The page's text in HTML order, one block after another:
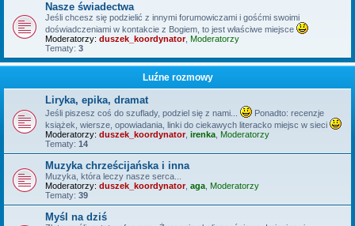
Nasze świadectwa
Jeśli chcesz się podzielić z innymi forumowiczami i gośćmi swoimi
doświadczeniami w kontakcie z Bogiem, to jest właściwe miejsce
Moderatorzy: duszek_koordynator, Moderatorzy
Tematy: 3
Luźne rozmowy
Liryka, epika, dramat
Jeśli piszesz coś do szuflady, podziel się z nami...
Ponadto: recenzje
książek, wiersze, opowiadania, linki do ciekawych literacko miejsc w sieci
Moderatorzy: duszek_koordynator, irenka Moderatorzy
Tematy: 14
Muzyka chrześcijańska i inna
Muzyka, która leczy nasze serca...
Moderatorzy: duszek_koordynator, aga Moderatorzy
Tematy: 39
Myśl na dziś